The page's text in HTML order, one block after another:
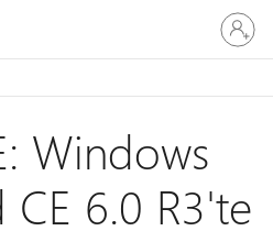
oturum
açın
Windows
6.0 R3'te